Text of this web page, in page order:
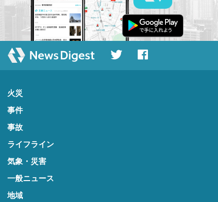
火災
事件
事故
ライフライン
気象・災害
一般ニュース
地域